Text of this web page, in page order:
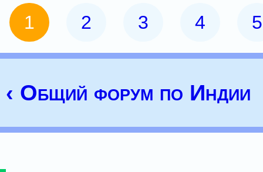
1 2 3 4 5
‹ Общий форум по Индии